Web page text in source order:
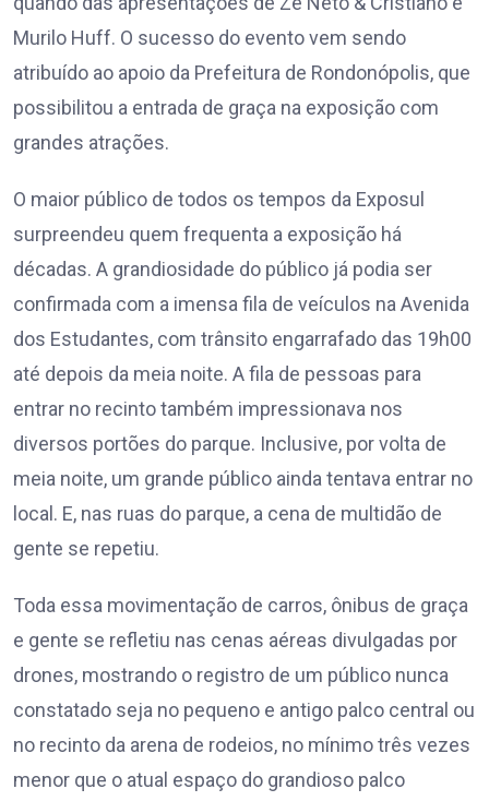
Murilo Huff. O sucesso do evento vem sendo
atribuído ao apoio da Prefeitura de Rondonópolis, que
possibilitou a entrada de graça na exposição com
grandes atrações.
O maior público de todos os tempos da Exposul
surpreendeu quem frequenta a exposição há
décadas. A grandiosidade do público já podia ser
confirmada com a imensa fila de veículos na Avenida
dos Estudantes, com trânsito engarrafado das 19h00
até depois da meia noite. A fila de pessoas para
entrar no recinto também impressionava nos
diversos portões do parque. Inclusive, por volta de
meia noite, um grande público ainda tentava entrar no
local. E, nas ruas do parque, a cena de multidão de
gente se repetiu.
Toda essa movimentação de carros, ônibus de graça
e gente se refletiu nas cenas aéreas divulgadas por
drones, mostrando o registro de um público nunca
constatado seja no pequeno e antigo palco central ou
no recinto da arena de rodeios, no mínimo três vezes
menor que o atual espaço do grandioso palco